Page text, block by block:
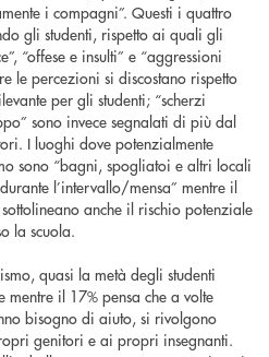
i compagni”. Questi i quattro
gli studenti, rispetto ai quali gli
“offese e insulti” e “aggressioni
le percezioni si discostano rispetto
per gli studenti; “scherzi
sono invece segnalati di più dal
I luoghi dove potenzialmente
sono “bagni, spogliatoi e altri locali
l’intervallo/mensa” mentre il
anche il rischio potenziale
la scuola.
quasi la metà degli studenti
il 17% pensa che a volte
bisogno di aiuto, si rivolgono
genitori e ai propri insegnanti.